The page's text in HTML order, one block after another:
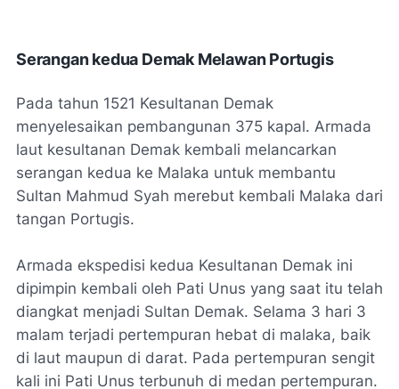
Serangan kedua Demak Melawan Portugis
Pada tahun 1521 Kesultanan Demak
menyelesaikan pembangunan 375 kapal. Armada
laut kesultanan Demak kembali melancarkan
serangan kedua ke Malaka untuk membantu
Sultan Mahmud Syah merebut kembali Malaka dari
tangan Portugis.
Armada ekspedisi kedua Kesultanan Demak ini
dipimpin kembali oleh Pati Unus yang saat itu telah
diangkat menjadi Sultan Demak. Selama 3 hari 3
malam terjadi pertempuran hebat di malaka, baik
di laut maupun di darat. Pada pertempuran sengit
kali ini Pati Unus terbunuh di medan pertempuran.